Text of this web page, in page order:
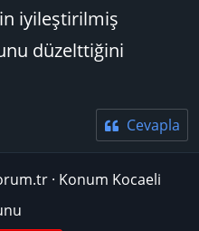
iyileştirilmiş
düzelttiğini
Cevapla
· Konum Kocaeli